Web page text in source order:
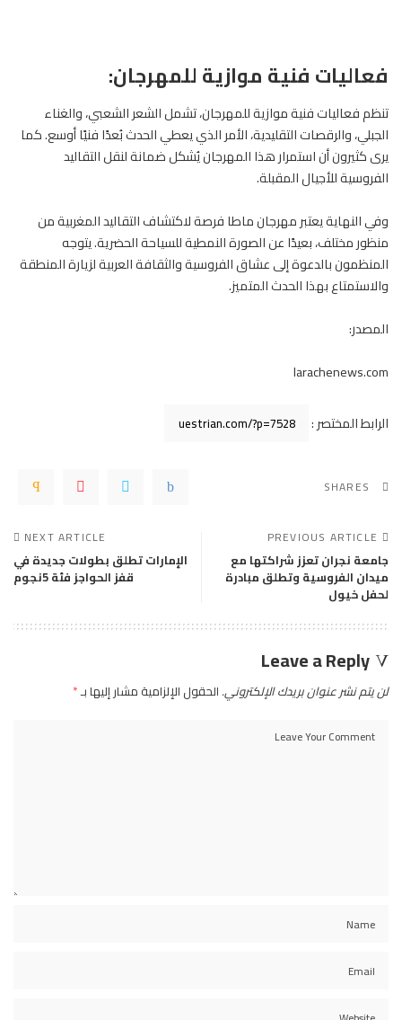
فعاليات فنية موازية للمهرجان:
تنظم فعاليات فنية موازية للمهرجان، تشمل الشعر الشعبي، والغناء
الجبلي، والرقصات التقليدية، الأمر الذي يعطي الحدث بُعدًا فنيًا أوسع. كما
يرى كثيرون أن استمرار هذا المهرجان يُشكل ضمانة لنقل التقاليد
الفروسية للأجيال المقبلة.
وفي النهاية يعتبرمهرجان ماطافرصة لاكتشاف التقاليد المغربية من
منظور مختلف، بعيدًا عن الصورة النمطية للسياحة الحضرية. يتوجه
المنظمون بالدعوة إلى عشاق الفروسية والثقافة العربية لزيارة المنطقة
والاستمتاع بهذا الحدث المتميز.
المصدر:
larachenews.com
الرابط المختصر :
SHARES
PREVIOUS ARTICLE
جامعة نجران تعزز شراكتها مع
ميدان الفروسية وتطلق مبادرة
لحفل خيول
NEXT ARTICLE
الإمارات تطلق بطولات جديدة في
قفز الحواجز فئة 5نجوم
Leave a Reply
لن يتم نشر عنوان بريدك الإلكتروني. الحقول الإلزامية مشار إليها بـ*